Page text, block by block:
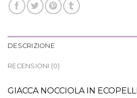
DESCRIZIONE
RECENSIONI (0)
GIACCA NOCCIOLA IN